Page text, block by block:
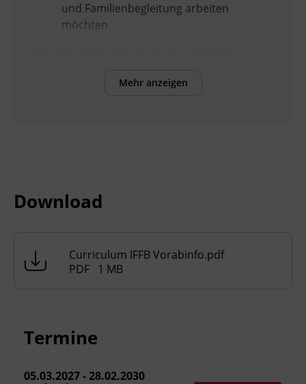
und Familienbegleitung arbeiten
möchten
Elementarpädagog_innen,
Alter: ab 23 Jahren
sind oder waren
Medizinische Therapie, Psychotherapie
oder Soziale Arbeit
Psychologie, Erziehungswissenschaften
Mehr anzeigen
Download
Curriculum IFFB Vorabinfo.pdf
PDF 1 MB
Termine
05.03.2027 - 28.02.2030